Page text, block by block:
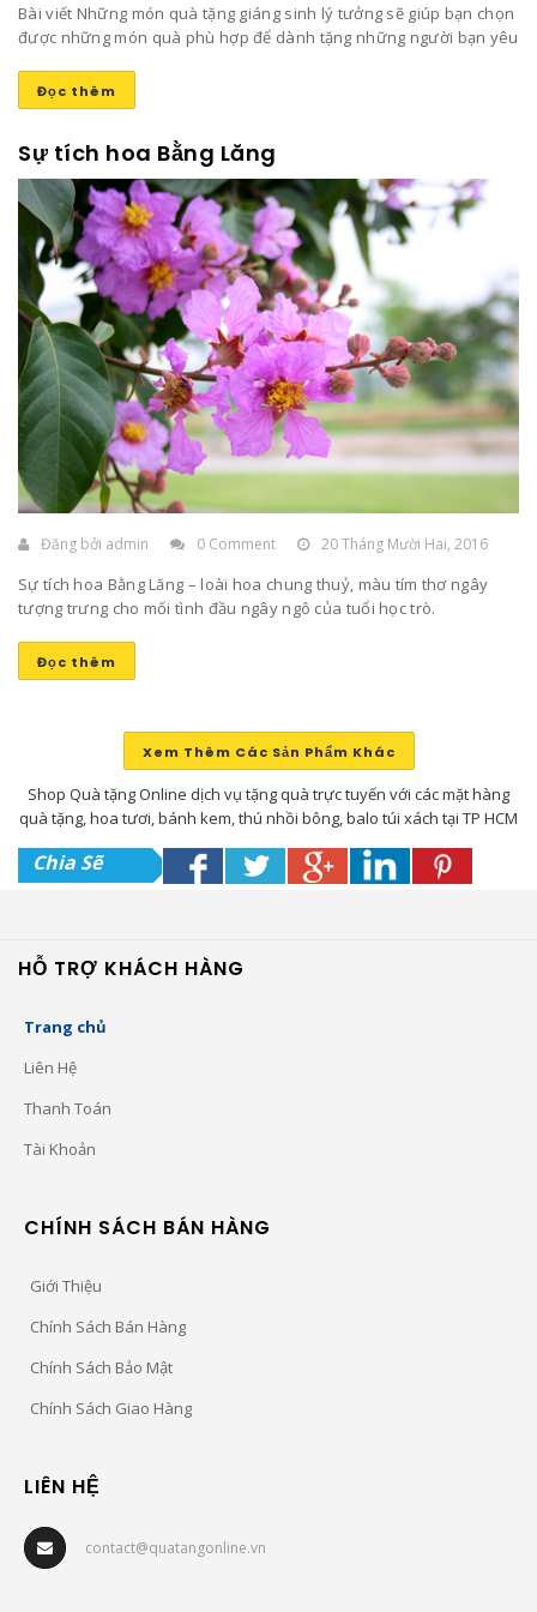
Bài viết Những món quà tặng giáng sinh lý tưởng sẽ giúp bạn chọn
được những món quà phù hợp để dành tặng những người bạn yêu
này nhé!
Đọc thêm
Sự tích hoa Bằng Lăng
Đăng bởi admin 0 Comment 20 Tháng Mười Hai, 2016
Sự tích hoa Bằng Lăng – loài hoa chung thuỷ, màu tím thơ ngây
tượng trưng cho mối tình đầu ngây ngô của tuổi học trò.
Đọc thêm
Xem Thêm Các Sản Phẩm Khác
Shop Quà tặng Online dịch vụ tặng quà trực tuyến với các mặt hàng
quà tặng, hoa tươi, bánh kem, thú nhồi bông, balo túi xách tại TP HCM
Chia Sẽ
HỖ TRỢ KHÁCH HÀNG
Trang chủ
Liên Hệ
Thanh Toán
Tài Khoản
CHÍNH SÁCH BÁN HÀNG
Giới Thiệu
Chính Sách Bán Hàng
Chính Sách Bảo Mật
Chính Sách Giao Hàng
LIÊN HỆ
contact@quatangonline.vn